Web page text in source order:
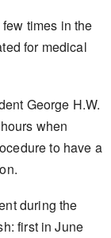
times in the
for medical
George H.W.
when
to have a
during the
first in June